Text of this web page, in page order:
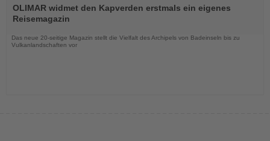
Sie
die
Nachrichten
OLIMAR widmet den Kapverden erstmals ein eigenes
Reisemagazin
Das neue 20-seitige Magazin stellt die Vielfalt des Archipels von Badeinseln bis zu
Vulkanlandschaften vor